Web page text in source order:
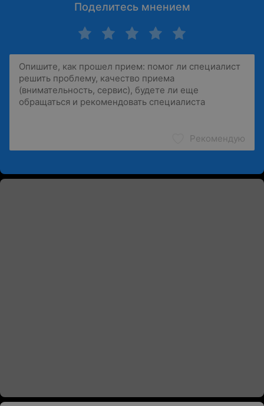
Поделитесь мнением
Рекомендую